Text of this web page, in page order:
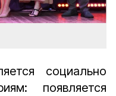
социально
появляется